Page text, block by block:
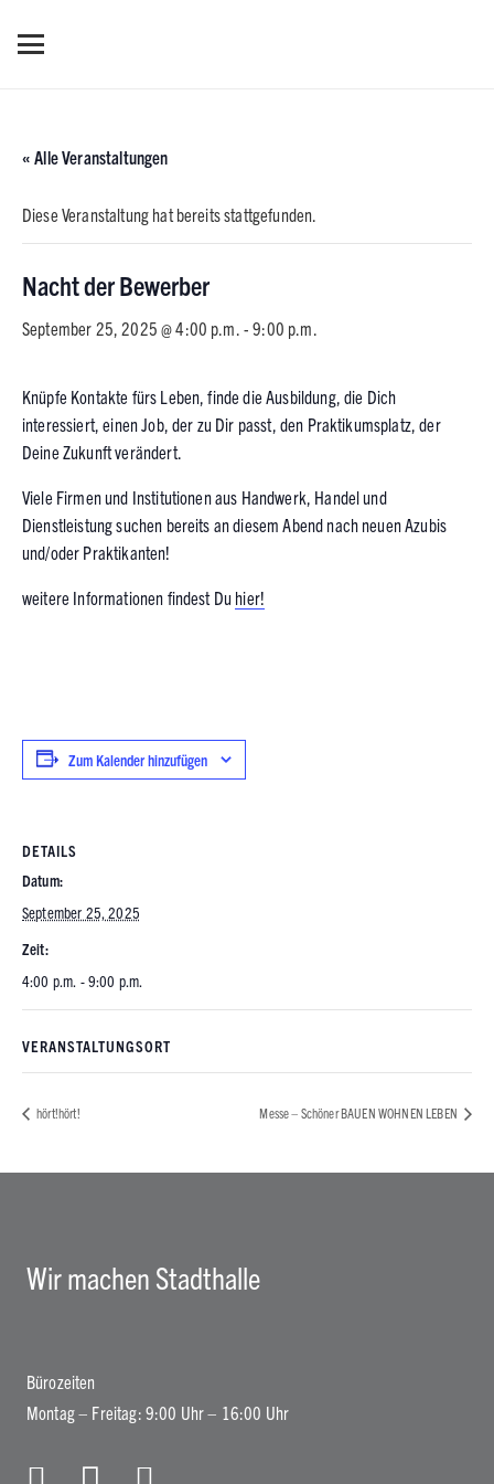
« Alle Veranstaltungen
Diese Veranstaltung hat bereits stattgefunden.
Nacht der Bewerber
September 25, 2025 @ 4:00 p.m. -9:00 p.m.
Knüpfe Kontakte fürs Leben, finde die Ausbildung, die Dich
interessiert, einen Job, der zu Dir passt, den Praktikumsplatz, der
Deine Zukunft verändert.
Viele Firmen und Institutionen aus Handwerk, Handel und
Dienstleistung suchen bereits an diesem Abend nach neuen Azubis
und/oder Praktikanten!
weitere Informationen findest Du hier!
Zum Kalender hinzufügen
DETAILS
Datum:
September 25, 2025
Zeit:
4:00 p.m. - 9:00 p.m.
VERANSTALTUNGSORT
hört!hört! Messe – Schöner BAUEN WOHNEN LEBEN
Wir machen Stadthalle
Bürozeiten
Montag – Freitag: 9:00 Uhr – 16:00 Uhr